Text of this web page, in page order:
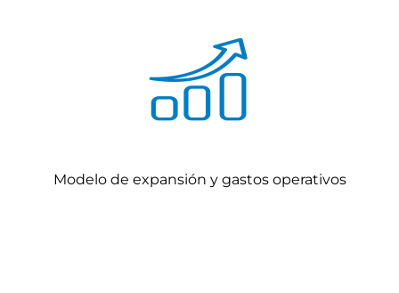
Modelo de expansión y gastos operativos